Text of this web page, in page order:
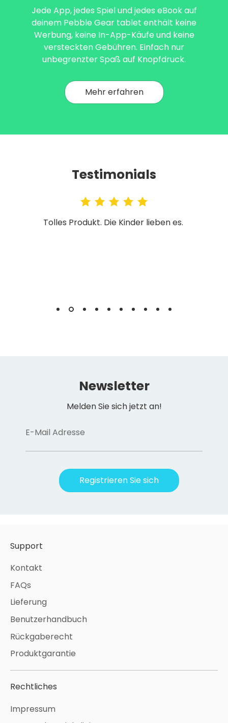
Jede App, jedes Spiel und jedes eBook auf
deinem Pebble Gear tablet enthält keine
Werbung, keine In-App-Käufe und keine
versteckten Gebühren. Einfach nur
unbegrenzter Spaß auf Knopfdruck.
Mehr erfahren
Testimonials
Tolles Produkt. Die Kinder lieben es.
Newsletter
Melden Sie sich jetzt an!
E-Mail Adresse
Registrieren Sie sich
Support
Kontakt
FAQs
Lieferung
Benutzerhandbuch
Rückgaberecht
Produktgarantie
Rechtliches
Impressum